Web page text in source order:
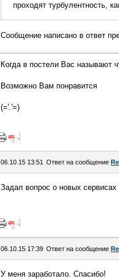
проходят турбулентность,
Сообщение написано в ответ
Когда в постели Вас называют
Возможно Вам понравится
(='.'=)
06.10.15 13:51 Ответ на сообщение
Задал вопрос о новых
06.10.15 17:39 Ответ на сообщение
У меня заработало. Спасибо!